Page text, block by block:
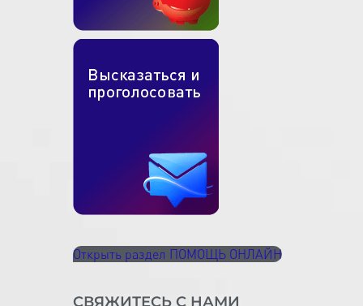
Открыть раздел ПОМОЩЬ ОНЛАЙН
СВЯЖИТЕСЬ С НАМИ